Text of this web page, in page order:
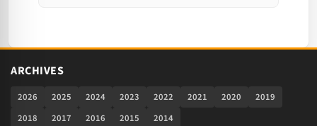
ARCHIVES
2026 2025 2024 2023 2022 2021 2020
2019
2018
2017 2016 2015 2014